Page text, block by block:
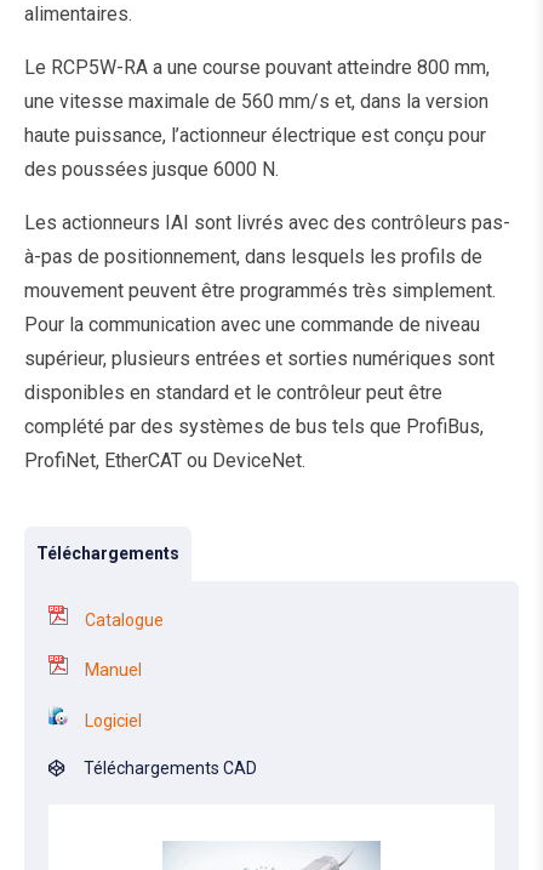
alimentaires.
Le RCP5W-RA a une course pouvant atteindre 800 mm,
une vitesse maximale de 560 mm/s et, dans la version
haute puissance, l’actionneur électrique est conçu pour
des poussées jusque 6000 N.
Les actionneurs IAI sont livrés avec des contrôleurs pas-
à-pas de positionnement, dans lesquels les profils de
mouvement peuvent être programmés très simplement.
Pour la communication avec une commande de niveau
supérieur, plusieurs entrées et sorties numériques sont
disponibles en standard et le contrôleur peut être
complété par des systèmes de bus tels que ProfiBus,
ProfiNet, EtherCAT ou DeviceNet.
Téléchargements
Catalogue
Manuel
Logiciel
Téléchargements CAD